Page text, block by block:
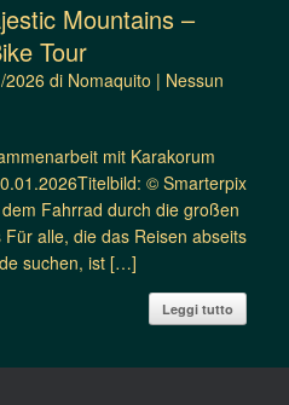
Mountains –
Tour
2026 di Nomaquito | Nessun
mit Karakorum
© Smarterpix
Fahrrad durch die großen
alle, die das Reisen abseits
suchen, ist […]
Leggi tutto